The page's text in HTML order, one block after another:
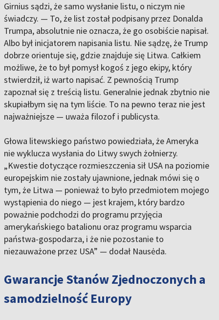
Girnius sądzi, że samo wysłanie listu, o niczym nie
świadczy. — To, że list został podpisany przez Donalda
Trumpa, absolutnie nie oznacza, że go osobiście napisał.
Albo był inicjatorem napisania listu. Nie sądzę, że Trump
dobrze orientuje się, gdzie znajduje się Litwa. Całkiem
możliwe, że to był pomysł kogoś z jego ekipy, który
stwierdził, iż warto napisać. Z pewnością Trump
zapoznał się z treścią listu. Generalnie jednak zbytnio nie
skupiałbym się na tym liście. To na pewno teraz nie jest
najważniejsze — uważa filozof i publicysta.
Głowa litewskiego państwo powiedziała, że Ameryka
nie wyklucza wysłania do Litwy swych żołnierzy.
„Kwestie dotyczące rozmieszczenia sił USA na poziomie
europejskim nie zostały ujawnione, jednak mówi się o
tym, że Litwa — ponieważ to było przedmiotem mojego
wystąpienia do niego — jest krajem, który bardzo
poważnie podchodzi do programu przyjęcia
amerykańskiego batalionu oraz programu wsparcia
państwa-gospodarza, i że nie pozostanie to
niezauważone przez USA” — dodał Nausėda.
Gwarancje Stanów Zjednoczonych a
samodzielność Europy